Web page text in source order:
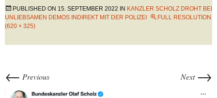
PUBLISHED ON 15. SEPTEMBER 2022 IN KANZLER SCHOLZ DROHT BEI
UNLIEBSAMEN DEMOS INDIREKT MIT DER POLIZEI
FULL RESOLUTION
(620 × 325)
← Previous Next →